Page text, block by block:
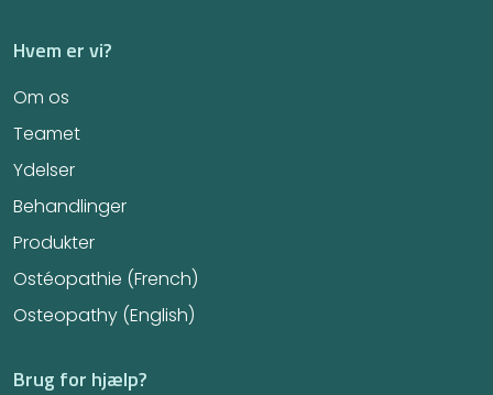
Hvem er vi?
Om os
Teamet
Ydelser
Behandlinger
Produkter
Ostéopathie (French)
Osteopathy (English)
Brug for hjælp?